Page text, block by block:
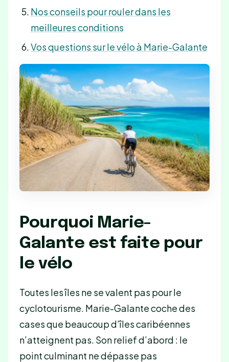
Nos conseils pour rouler dans les
meilleures conditions
Vos questions sur le vélo à Marie-Galante
Pourquoi Marie-
Galante est faite pour
le vélo
Toutes les îles ne se valent pas pour le
cyclotourisme. Marie-Galante coche des
cases que beaucoup d’îles caribéennes
n’atteignent pas. Son relief d’abord : le
point culminant ne dépasse pas